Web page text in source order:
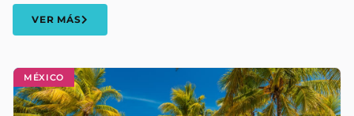
MÉXICO
VER MÁS